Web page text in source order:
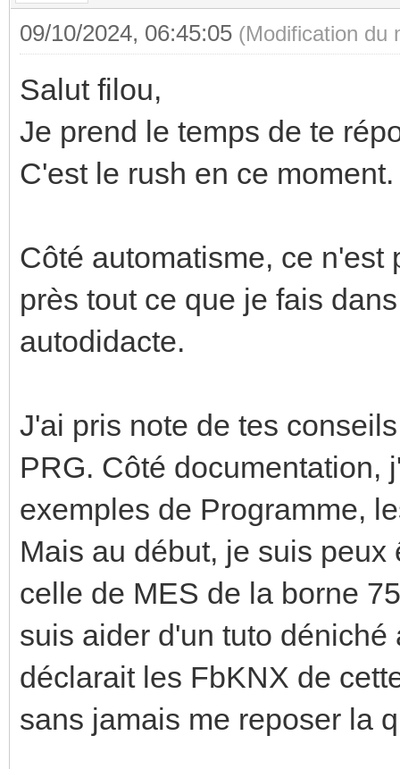
09/10/2024, 06:45:05 (Modification du
Salut filou,
Je prend le temps de te
C'est le rush en ce moment.
Côté automatisme, ce n'est
près tout ce que je fais
autodidacte.
J'ai pris note de tes
PRG. Côté documentation,
exemples de Programme,
Mais au début, je suis
celle de MES de la borne
suis aider d'un tuto
déclarait les FbKNX de
sans jamais me reposer la